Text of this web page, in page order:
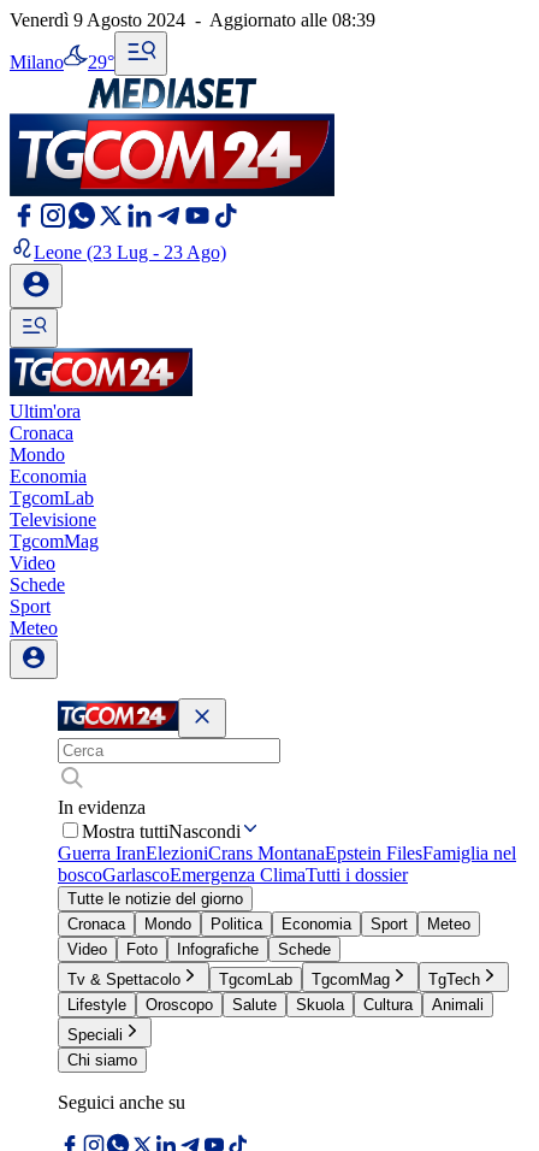
Venerdì 9 Agosto 2024 - Aggiornato alle 08:39
Milano 29°
Leone (23 Lug - 23 Ago)
Ultim'ora
Cronaca
Mondo
Economia
TgcomLab
Televisione
TgcomMag
Video
Schede
Sport
Meteo
In evidenza
Mostra tuttiNascondi
Guerra IranElezioniCrans MontanaEpstein FilesFamiglia nel
boscoGarlascoEmergenza ClimaTutti i dossier
Tutte le notizie del giorno
Cronaca
Mondo Politica Economia Sport
Meteo
Video
Foto Infografiche
Schede
Tv & Spettacolo
TgcomLab TgcomMag
TgTech
Lifestyle
Oroscopo Salute Skuola Cultura
Animali
Speciali
Chi siamo
Seguici anche su